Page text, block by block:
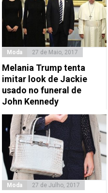
Moda 27 de Maio, 2017
Melania Trump tenta
imitar look de Jackie
usado no funeral de
John Kennedy
Moda 27 de Julho, 2017